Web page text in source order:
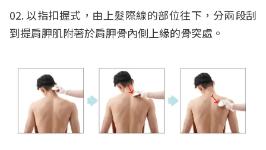
02. 以指扣握式，由上髮際線的部位往下，分兩段刮
到提肩胛肌附著於肩胛骨內側上緣的骨突處。